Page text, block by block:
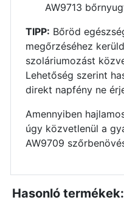
AW9713
TIPP: Bőröd
megőrzéséhez
szoláriumozást
Lehetőség szerint
direkt napfény ne
Amennyiben
úgy közvetlenül a
AW9709
Hasonló termékek: